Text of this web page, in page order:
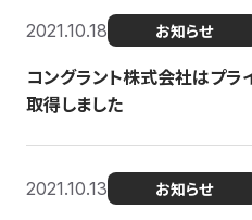
2021.10.18 お知らせ
コングラント株式会社はプラ
取得しました
2021.10.13 お知らせ